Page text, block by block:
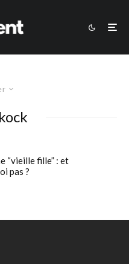
“vieille fille” : et
pas ?